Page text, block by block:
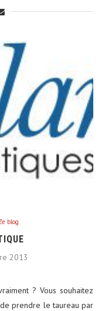
blog
2013
? Vous souhaitez
prendre le taureau par